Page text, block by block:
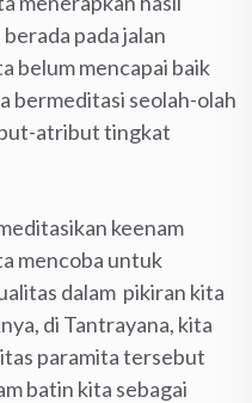
pada jalan
belum mencapai baik
bermeditasi seolah-olah
atribut tingkat
keenam
mencoba untuk
dalam pikiran kita
di Tantrayana, kita
paramita tersebut
batin kita sebagai